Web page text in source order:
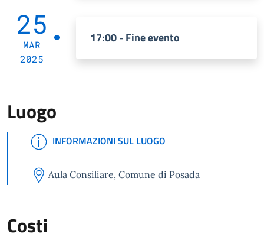
25
MAR
2025
17:00 - Fine evento
Luogo
INFORMAZIONI SUL LUOGO
Aula Consiliare, Comune di Posada
Costi